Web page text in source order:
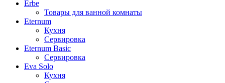
Erbe
Товары для ванной комнаты
Eternum
Кухня
Сервировка
Eternum Basic
Сервировка
Eva Solo
Кухня